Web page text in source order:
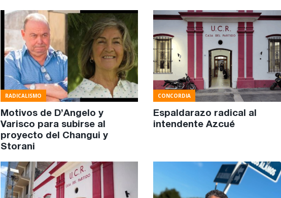
RADICALISMO
Motivos de D’Angelo y
Varisco para subirse al
proyecto del Changui y
Storani
CONCORDIA
Espaldarazo radical al
intendente Azcué